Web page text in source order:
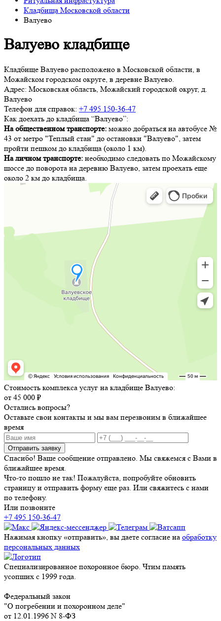
Кладбища Московской области
Валуево
Валуево кладбище
Кладбище Валуево расположено в Московской области, в
Можайском городском округе, в деревне Валуево.
Адрес: Московская область, Можайский городской округ, д.
Валуево
Телефон для справок: +7 495 150-36-47
Как доехать до кладбища “Валуево”:
На общественном транспорте: можно добраться на автобусе №
43 от метро "Теплый стан" до остановки "Валуево", затем
пройти пешком до кладбища (около 1 км).
На личном транспорте: необходимо следовать по Можайскому
шоссе до поворота на деревню Валуево, затем проехать еще
около 2 км до кладбища.
Стоимость комплекса услуг на кладбище Валуево:
от 45 000 ₽
Остались вопросы?
Оставьте свои контакты и мы вам перезвоним в ближайшее
время
Отправить заявку
Спасибо! Ваше сообщение отправлено. Мы свяжемся с Вами в
ближайшее время.
Что-то пошло не так! Пожалуйста, попробуйте обновить
страницу и отправить форму еще раз. Или свяжитесь с нами
по телефону.
Или позвоните
+7 495 150-36-47
Нажимая кнопку «отправить», вы даете согласие на обработку
персональных данных
Специализированное похоронное бюро. Чтим память
усопших с 1999 года.
Федеральный закон
"О погребении и похоронном деле"
от 12.01.1996 N 8-ФЗ